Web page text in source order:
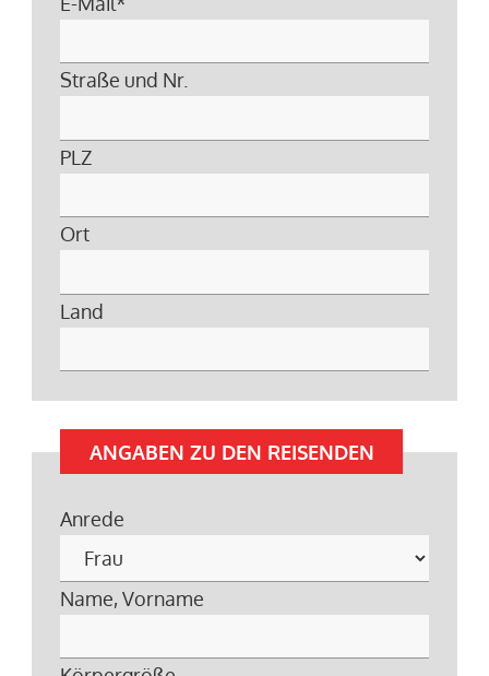
Straße und Nr.
PLZ
Ort
Land
ANGABEN ZU DEN REISENDEN
Anrede
Name, Vorname